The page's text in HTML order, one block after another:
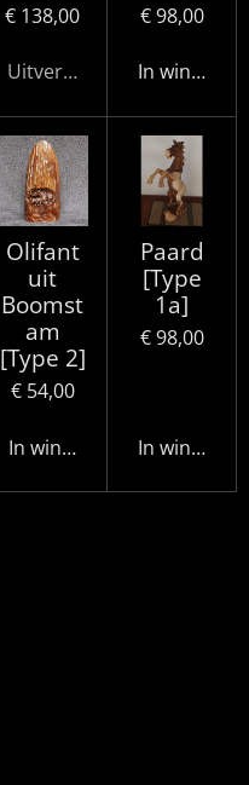
€ 138,00
Uitverkocht
€ 98,00
In
Olifant
uit
Boomst
am
[Type 2]
€ 54,00
In winkelwagen
Paard
[Type
1a]
€ 98,00
In